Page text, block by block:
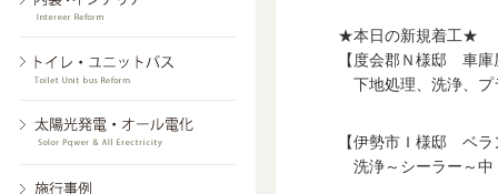
★本日の新規着工★
【度会郡Ｎ様邸 車
下地処理、洗浄、プ
【伊勢市Ｉ様邸 ベ
洗浄～シーラー～中